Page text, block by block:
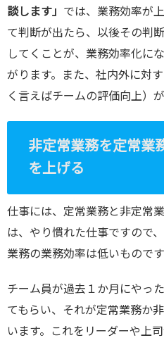
談します」 では、業務効率が
て判断が出たら、以後その判
してくことが、業務効率化に
がります。また、社内外に対
く言えばチームの評価向上）が
非定常業務を定常業
を上げる
仕事には、定常業務と非定常
は、やり慣れた仕事ですので
業務の業務効率は低いものです
チーム員が過去１か月にやっ
てもらい、それが定常業務か
います。これをリーダーや上